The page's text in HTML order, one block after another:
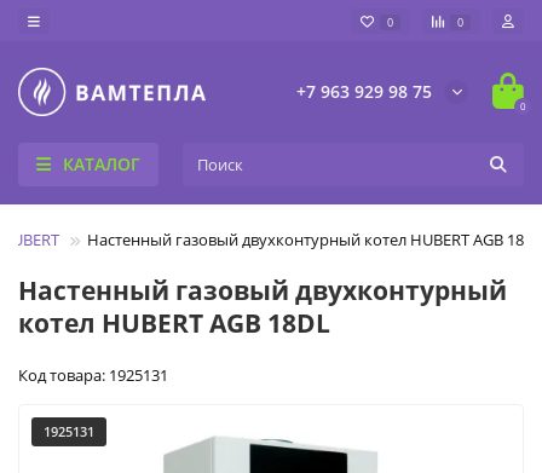
0 0
+7 963 929 98 75
0
КАТАЛОГ
Настенный газовый двухконтурный котел HUBERT AGB 18DL
Настенный газовый двухконтурный
котел HUBERT AGB 18DL
Код товара: 1925131
1925131